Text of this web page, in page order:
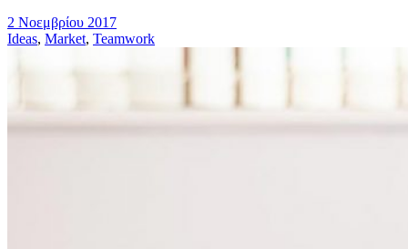
2 Νοεμβρίου 2017
Ideas, Market, Teamwork